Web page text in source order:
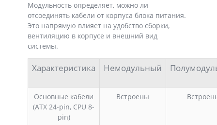
Модульность определяет, можно ли
отсоединять кабели от корпуса блока питания.
Это напрямую влияет на удобство сборки,
вентиляцию в корпусе и внешний вид
системы.
Характеристика Немодульный
Основные кабели
(ATX 24-pin, CPU 8-
pin)
Встроены